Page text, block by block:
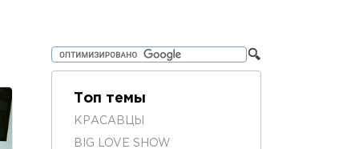
Топ темы
КРАСАВЦЫ
BIG LOVE SHOW